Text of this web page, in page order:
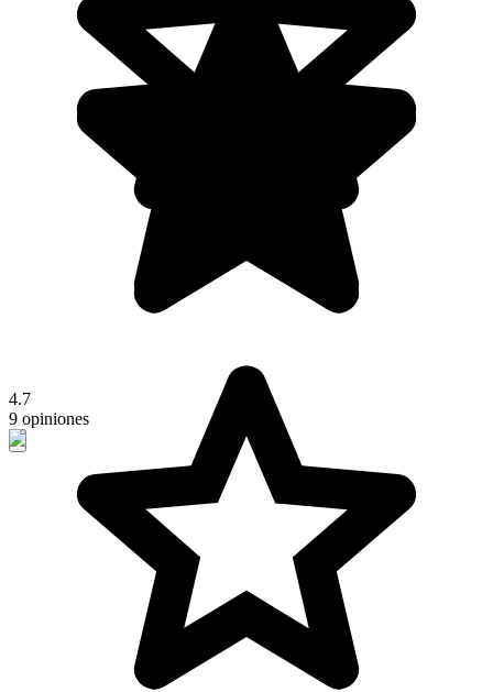
4.7
9 opiniones